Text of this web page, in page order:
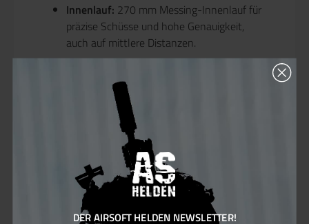
Innenlauf: 270 mm Messing-Innenlauf für
präzise Schüsse und hohe Genauigkeit,
auch auf mittlere Distanzen.
eine feine Justierung der Schussbahn für
optimale Reichweite und Präzision.
100 Schuss Kapazität – Genug
für längere Feuerphasen, ohne ständig
nachladen zu müssen.
Motor:22700rpm – Hohe Feuerrate für
schnelle Reaktionszeiten und effizienten
DER AIRSOFT HELDEN NEWSLETTER!